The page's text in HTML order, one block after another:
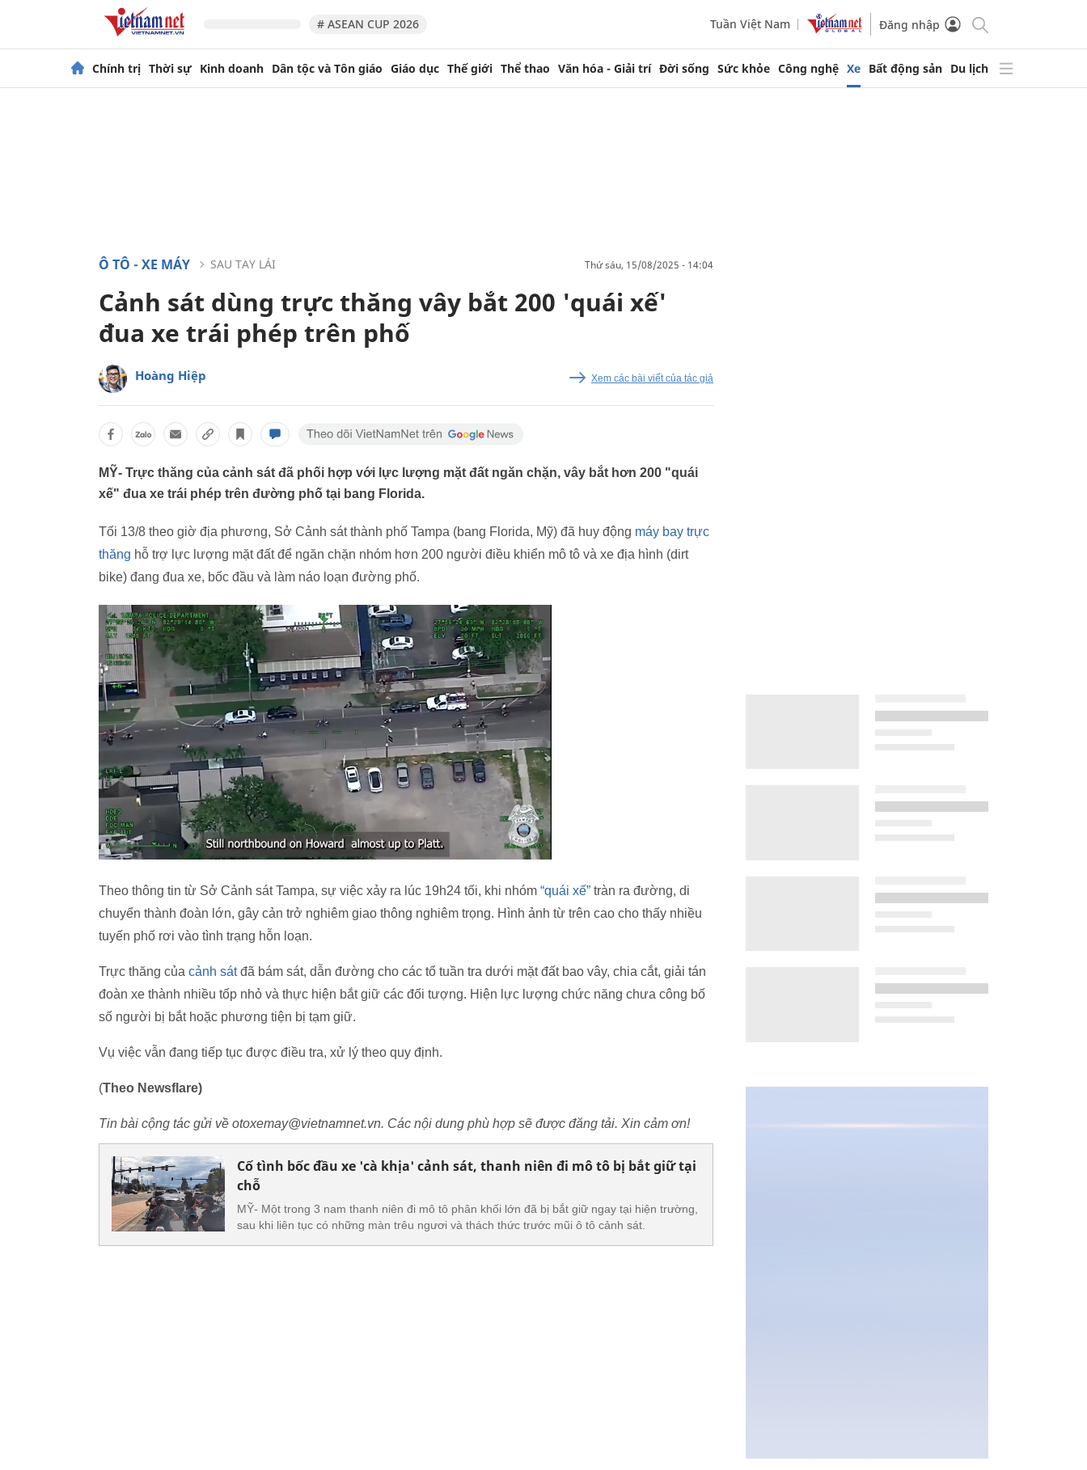
# ASEAN CUP 2026 Tuần Việt Nam Đăng nhập
Chính trị Thời sự Kinh doanh Dân tộc và Tôn giáo Giáo dục Thế giới Thể thao Văn hóa - Giải trí Đời sống Sức khỏe Công nghệ Xe Bất động sản Du lịch
Ô TÔ - XE MÁY SAU TAY LÁI thứ sáu, 15/08/2025 - 14:04
Cảnh sát dùng trực thăng vây bắt 200 'quái xế'
đua xe trái phép trên phố
Hoàng Hiệp Xem các bài viết của tác giả
MỸ- Trực thăng của cảnh sát đã phối hợp với lực lượng mặt đất ngăn chặn, vây bắt hơn 200 "quái
xế" đua xe trái phép trên đường phố tại bang Florida.
Tối 13/8 theo giờ địa phương, Sở Cảnh sát thành phố Tampa (bang Florida, Mỹ) đã huy động máy bay trực
thăng hỗ trợ lực lượng mặt đất để ngăn chặn nhóm hơn 200 người điều khiển mô tô và xe địa hình (dirt
bike) đang đua xe, bốc đầu và làm náo loạn đường phố.
Theo thông tin từ Sở Cảnh sát Tampa, sự việc xảy ra lúc 19h24 tối, khi nhóm “quái xế” tràn ra đường, di
chuyển thành đoàn lớn, gây cản trở nghiêm giao thông nghiêm trọng. Hình ảnh từ trên cao cho thấy nhiều
tuyến phố rơi vào tình trạng hỗn loạn.
Trực thăng của cảnh sátđã bám sát, dẫn đường cho các tổ tuần tra dưới mặt đất bao vây, chia cắt, giải tán
đoàn xe thành nhiều tốp nhỏ và thực hiện bắt giữ các đối tượng. Hiện lực lượng chức năng chưa công bố
số người bị bắt hoặc phương tiện bị tạm giữ.
Vụ việc vẫn đang tiếp tục được điều tra, xử lý theo quy định.
(Theo Newsflare)
Tin bài cộng tác gửi về otoxemay@vietnamnet.vn. Các nội dung phù hợp sẽ được đăng tải. Xin cảm ơn!
Cố tình bốc đầu xe 'cà khịa' cảnh sát, thanh niên đi mô tô bị bắt giữ tại
chỗ
MỸ- Một trong 3 nam thanh niên đi mô tô phân khối lớn đã bị bắt giữ ngay tại hiện trường,
sau khi liên tục có những màn trêu ngươi và thách thức trước mũi ô tô cảnh sát.